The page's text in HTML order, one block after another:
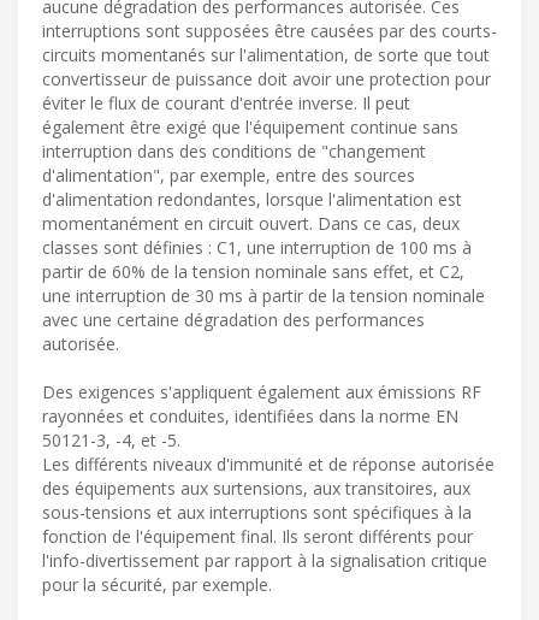
aucune dégradation des performances autorisée. Ces
interruptions sont supposées être causées par des courts-
circuits momentanés sur l'alimentation, de sorte que tout
convertisseur de puissance doit avoir une protection pour
éviter le flux de courant d'entrée inverse. Il peut
également être exigé que l'équipement continue sans
interruption dans des conditions de "changement
d'alimentation", par exemple, entre des sources
d'alimentation redondantes, lorsque l'alimentation est
momentanément en circuit ouvert. Dans ce cas, deux
classes sont définies : C1, une interruption de 100 ms à
partir de 60% de la tension nominale sans effet, et C2,
une interruption de 30 ms à partir de la tension nominale
avec une certaine dégradation des performances
autorisée.
Des exigences s'appliquent également aux émissions RF
rayonnées et conduites, identifiées dans la norme EN
50121-3, -4, et -5.
Les différents niveaux d'immunité et de réponse autorisée
des équipements aux surtensions, aux transitoires, aux
sous-tensions et aux interruptions sont spécifiques à la
fonction de l'équipement final. Ils seront différents pour
l'info-divertissement par rapport à la signalisation critique
pour la sécurité, par exemple.